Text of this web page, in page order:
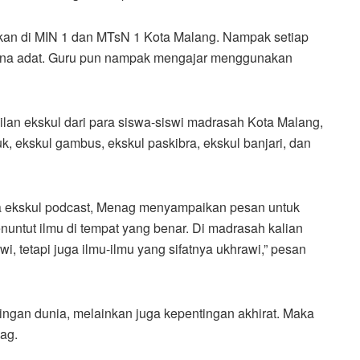
di MIN 1 dan MTsN 1 Kota Malang. Nampak setiap
adat. Guru pun nampak mengajar menggunakan
ekskul dari para siswa-siswi madrasah Kota Malang,
ekskul gambus, ekskul paskibra, ekskul banjari, dan
podcast, Menag menyampaikan pesan untuk
ilmu di tempat yang benar. Di madrasah kalian
tetapi juga ilmu-ilmu yang sifatnya ukhrawi,” pesan
dunia, melainkan juga kepentingan akhirat. Maka